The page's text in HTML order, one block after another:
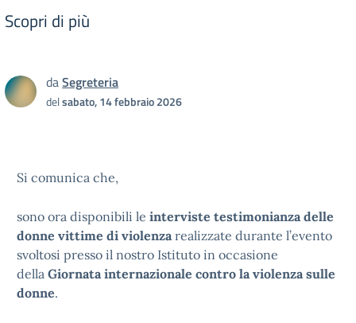
Scopri di più
daSegreteria
delsabato, 14 febbraio 2026
Si comunica che,
sono ora disponibili le interviste testimonianza delle
donne vittime di violenzarealizzate durante l’evento
svoltosi presso il nostro Istituto in occasione
della Giornata internazionale contro la violenza sulle
donne.